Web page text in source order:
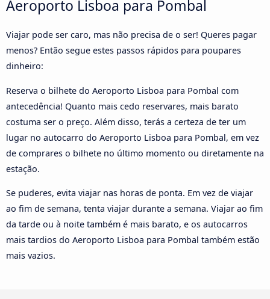
Aeroporto Lisboa para Pombal
Viajar pode ser caro, mas não precisa de o ser! Queres pagar
menos? Então segue estes passos rápidos para poupares
dinheiro:
Reserva o bilhete do Aeroporto Lisboa para Pombal com
antecedência! Quanto mais cedo reservares, mais barato
costuma ser o preço. Além disso, terás a certeza de ter um
lugar no autocarro do Aeroporto Lisboa para Pombal, em vez
de comprares o bilhete no último momento ou diretamente na
estação.
Se puderes, evita viajar nas horas de ponta. Em vez de viajar
ao fim de semana, tenta viajar durante a semana. Viajar ao fim
da tarde ou à noite também é mais barato, e os autocarros
mais tardios do Aeroporto Lisboa para Pombal também estão
mais vazios.